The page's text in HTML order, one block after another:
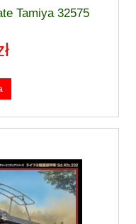
Tamiya 32575